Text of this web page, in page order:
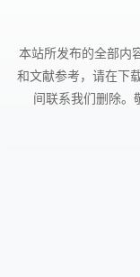
本站所发布的全部内
和文献参考，请在下
间联系我们删除